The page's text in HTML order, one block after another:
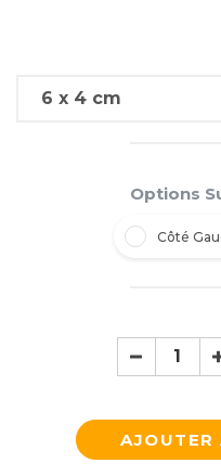
Options
Côté